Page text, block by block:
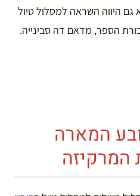
היווה השראה למסלול טיול
הספר, מדאם דה סבינייה.
המארה
המרקיזה